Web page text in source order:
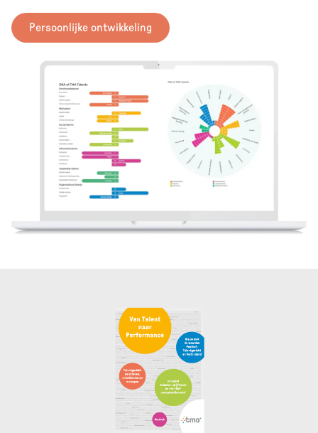
Persoonlijke ontwikkeling